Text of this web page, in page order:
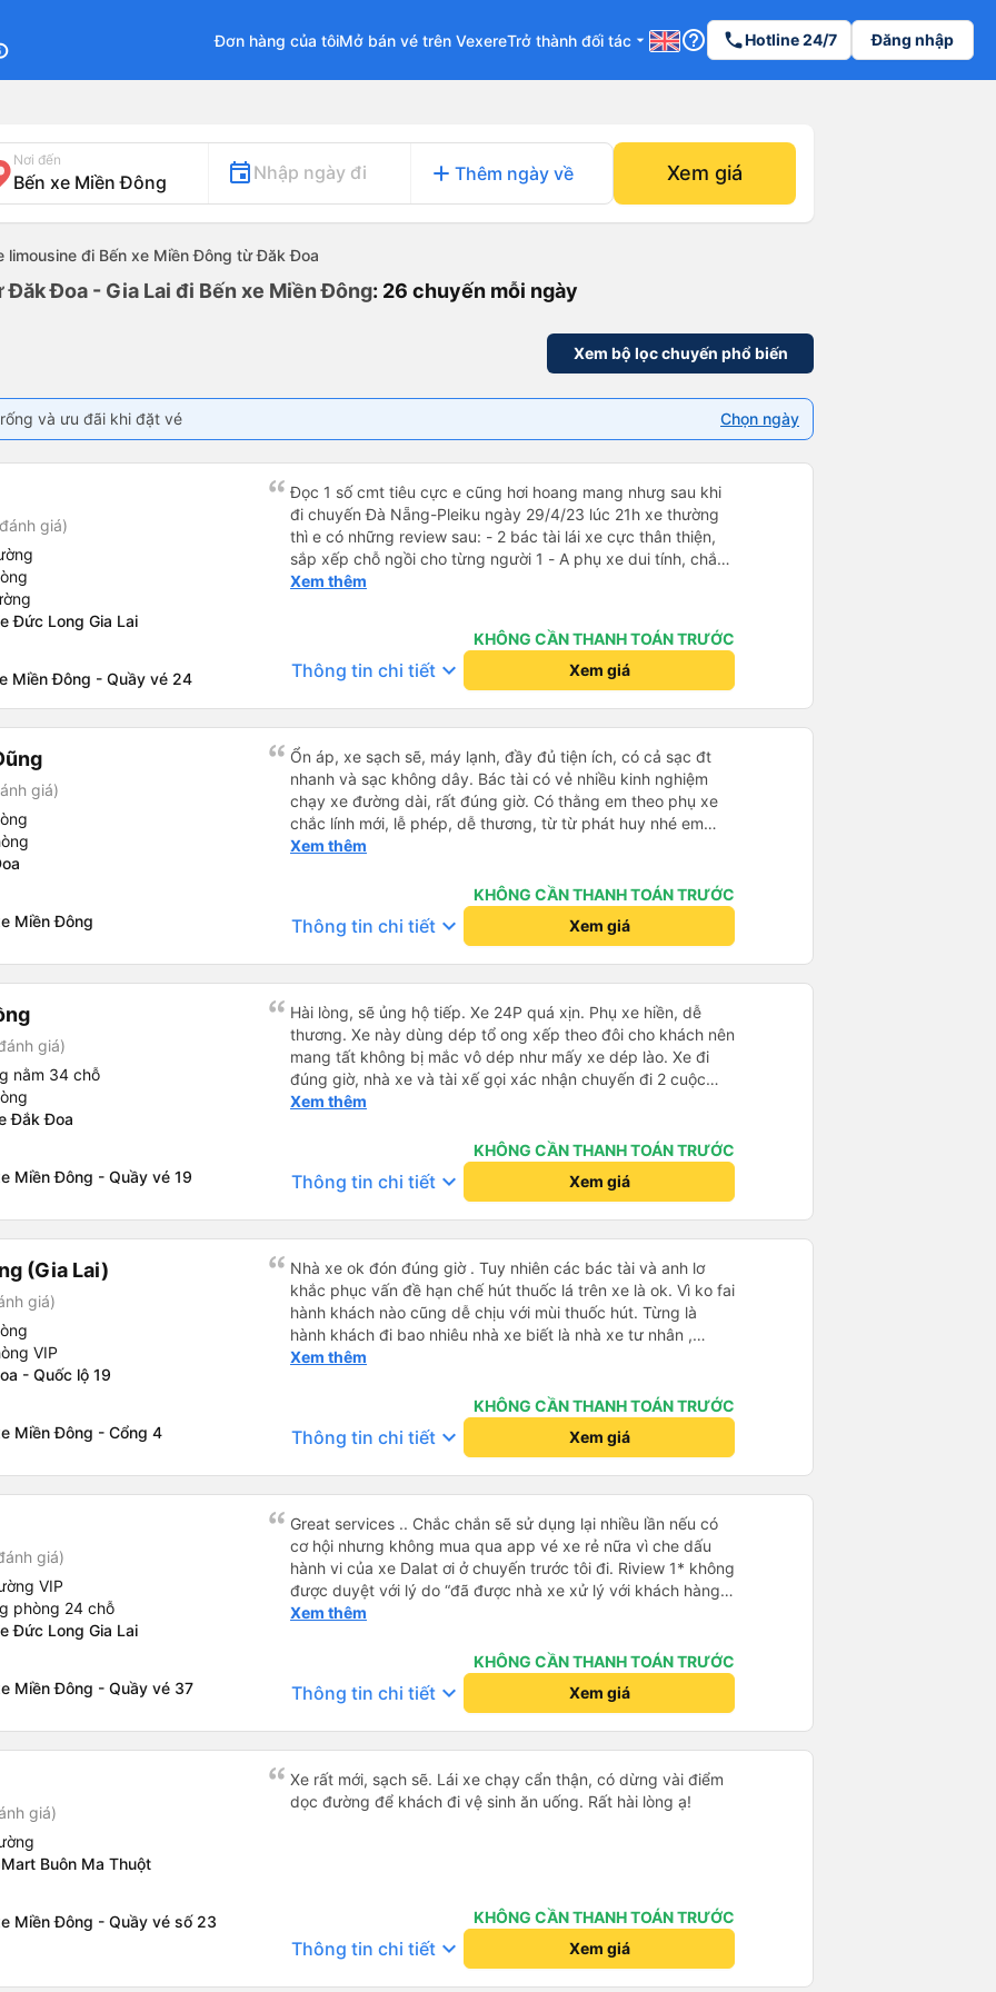
Đơn hàng của tôiMở bán vé trên VexereTrở thành đối tác arrow_drop_down help_outline phoneHotline 24/7 Đăng nhập
Nơi đến
Nhập ngày đi add Thêm ngày về Xem giá
limousine đi Bến xe Miền Đông từ Đăk Đoa
Đoa - Gia Lai đi Bến xe Miền Đông: 26 chuyến mỗi ngày
Xem bộ lọc chuyến phổ biến
và ưu đãi khi đặt vé Chọn ngày
giá)
Đức Long Gia Lai
Miền Đông - Quầy vé 24
Đọc 1 số cmt tiêu cực e cũng hơi hoang mang nhưg sau khi
đi chuyến Đà Nẵng-Pleiku ngày 29/4/23 lúc 21h xe thường
thì e có những review sau: - 2 bác tài lái xe cực thân thiện,
sắp xếp chỗ ngồi cho từng người 1 - A phụ xe dui tính, chắc
cùng tần số nên nói câu nào là cười câu đó - Xe xuất bến
nên cũng k đòi hỏi gì nhìu hơn. Nhưng nhìn chug khá ổn, có
dừng lại để đi vệ sinh.
Xem thêm
KHÔNG CẦN THANH TOÁN TRƯỚC
Thông tin chi tiết keyboard_arrow_down Xem giá
giá)
Miền Đông
Ổn áp, xe sạch sẽ, máy lạnh, đầy đủ tiện ích, có cả sạc đt
nhanh và sạc không dây. Bác tài có vẻ nhiều kinh nghiệm
chạy xe đường dài, rất đúng giờ. Có thằng em theo phụ xe
chắc lính mới, lễ phép, dễ thương, từ từ phát huy nhé em
trai. 😊
Xem thêm
KHÔNG CẦN THANH TOÁN TRƯỚC
Thông tin chi tiết keyboard_arrow_down Xem giá
giá)
nằm 34 chỗ
Đắk Đoa
Miền Đông - Quầy vé 19
Hài lòng, sẽ ủng hộ tiếp. Xe 24P quá xịn. Phụ xe hiền, dễ
thương. Xe này dùng dép tổ ong xếp theo đôi cho khách nên
mang tất không bị mắc vô dép như mấy xe dép lào. Xe đi
đúng giờ, nhà xe và tài xế gọi xác nhận chuyến đi 2 cuộc
trong buổi sáng ngày đi. Gần tới giờ đi khách nào chưa ra kịp
Dak Doa đón trả đúng nơi. Thấy review tài xế hút thuốc
nhưng xe mình đi nằm giường số 2 gần đầu xe thì không
thấy tài xế hút thuốc. Nói chung là nên đi xe 24P nhà này.
Xem thêm
KHÔNG CẦN THANH TOÁN TRƯỚC
Thông tin chi tiết keyboard_arrow_down Xem giá
(Gia Lai)
giá)
VIP
- Quốc lộ 19
Miền Đông - Cổng 4
Nhà xe ok đón đúng giờ . Tuy nhiên các bác tài và anh lơ
khắc phục vấn đề hạn chế hút thuốc lá trên xe là ok. Vì ko fai
hành khách nào cũng dễ chịu với mùi thuốc hút. Từng là
hành khách đi bao nhiêu nhà xe biết là nhà xe tư nhân ,
nhưng hãy theo cách vận hành của Phương Trang Busline, từ
Xem thêm
KHÔNG CẦN THANH TOÁN TRƯỚC
Thông tin chi tiết keyboard_arrow_down Xem giá
giá)
VIP
phòng 24 chỗ
Đức Long Gia Lai
Miền Đông - Quầy vé 37
Great services .. Chắc chắn sẽ sử dụng lại nhiều lần nếu có
cơ hội nhưng không mua qua app vé xe rẻ nữa vì che dấu
hành vi của xe Dalat ơi ở chuyến trước tôi đi. Riview 1* không
được duyệt với lý do “đã được nhà xe xử lý với khách hàng”
trong khi tôi là khách hàng và trải nghiệm của tôi lại nói là đã
lần này nữa. Sau lần này cả Cty tôi sẽ xóa app vé xe rẻ Vĩnh
viễn vì xử lý tào lao này. Chúng tôi cũng sẽ viết bài trên các
nền tảng về trải nghiệm của tôi cả về Dalat lẫn vé xe rẻ. Xin
Xem thêm
KHÔNG CẦN THANH TOÁN TRƯỚC
Thông tin chi tiết keyboard_arrow_down Xem giá
giá)
Buôn Ma Thuột
Miền Đông - Quầy vé số 23
Xe rất mới, sạch sẽ. Lái xe chạy cẩn thận, có dừng vài điểm
dọc đường để khách đi vệ sinh ăn uống. Rất hài lòng ạ!
KHÔNG CẦN THANH TOÁN TRƯỚC
Thông tin chi tiết keyboard_arrow_down Xem giá